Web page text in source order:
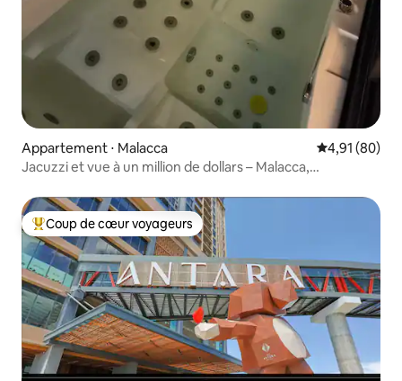
Appartement ⋅ Malacca Évaluation
4,91 (80)
Jacuzzi et vue à un million de dollars – Malacca,
Coups de cœur voyageurs les plus appréciés
Coup de cœur voyageurs